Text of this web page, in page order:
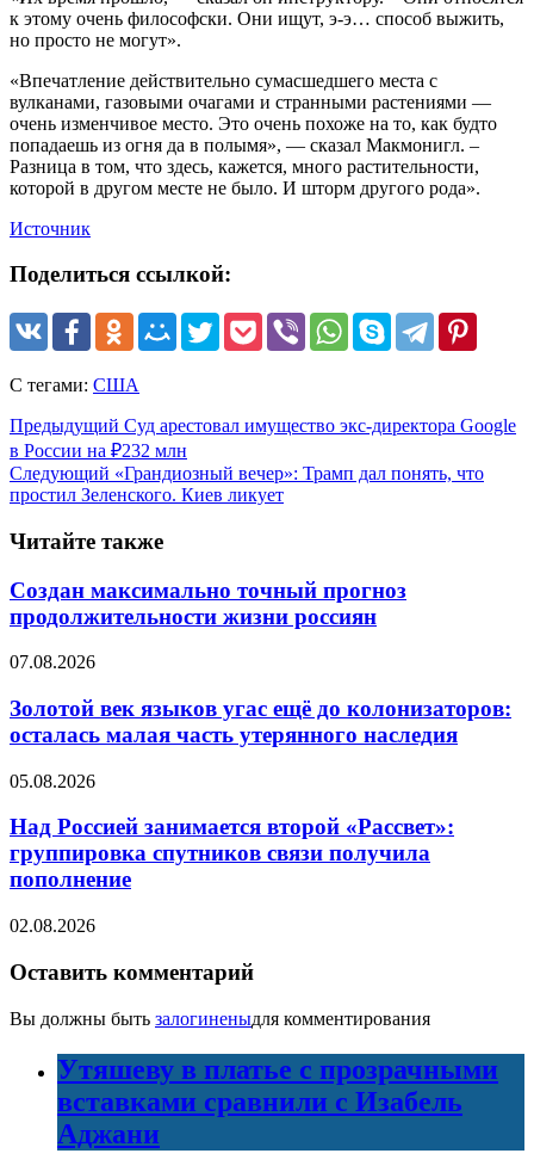
к этому очень философски. Они ищут, э-э… способ выжить,
но просто не могут».
«Впечатление действительно сумасшедшего места с
вулканами, газовыми очагами и странными растениями —
очень изменчивое место. Это очень похоже на то, как будто
попадаешь из огня да в полымя», — сказал Макмонигл. –
Разница в том, что здесь, кажется, много растительности,
которой в другом месте не было. И шторм другого рода».
Источник
Поделиться ссылкой:
С тегами: США
Предыдущий Суд арестовал имущество экс-директора Google
в России на ₽232 млн
Следующий «Грандиозный вечер»: Трамп дал понять, что
простил Зеленского. Киев ликует
Читайте также
Создан максимально точный прогноз
продолжительности жизни россиян
07.08.2026
Золотой век языков угас ещё до колонизаторов:
осталась малая часть утерянного наследия
05.08.2026
Над Россией занимается второй «Рассвет»:
группировка спутников связи получила
пополнение
02.08.2026
Оставить комментарий
Вы должны быть залогиненыдля комментирования
Утяшеву в платье с прозрачными
вставками сравнили с Изабель
Аджани